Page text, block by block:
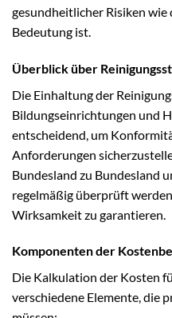
gesundheitlicher Risiken
Bedeutung ist.
Überblick über
Die Einhaltung der
Bildungseinrichtungen und
entscheidend, um
Anforderungen
Bundesland zu Bundesland
regelmäßig überprüft
Wirksamkeit zu garantieren.
Komponenten der
Die Kalkulation der Kosten
verschiedene Elemente, die